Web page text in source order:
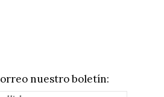
nuestro boletín: